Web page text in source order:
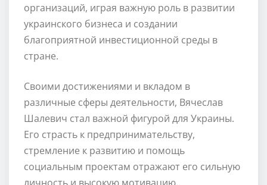
организаций, играя важную роль в развитии
украинского бизнеса и создании
благоприятной инвестиционной среды в
стране.
Своими достижениями и вкладом в
различные сферы деятельности, Вячеслав
Шалевич стал важной фигурой для Украины.
Его страсть к предпринимательству,
стремление к развитию и помощь
социальным проектам отражают его сильную